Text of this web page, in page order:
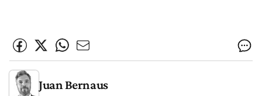
Juan Bernaus